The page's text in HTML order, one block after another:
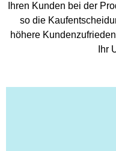
Ihren Kunden bei der
so die
höhere
Ihr